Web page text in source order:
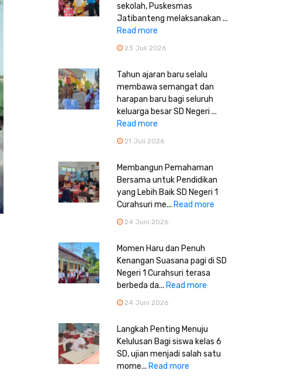
sekolah, Puskesmas
Jatibanteng melaksanakan ...
Read more
23 Juli 2026
Tahun ajaran baru selalu
membawa semangat dan
harapan baru bagi seluruh
keluarga besar SD Negeri ...
Read more
21 Juli 2026
Membangun Pemahaman
Bersama untuk Pendidikan
yang Lebih Baik SD Negeri 1
Curahsuri me... Read more
24 Juni 2026
Momen Haru dan Penuh
Kenangan Suasana pagi di SD
Negeri 1 Curahsuri terasa
berbeda da... Read more
24 Juni 2026
Langkah Penting Menuju
Kelulusan Bagi siswa kelas 6
SD, ujian menjadi salah satu
mome... Read more